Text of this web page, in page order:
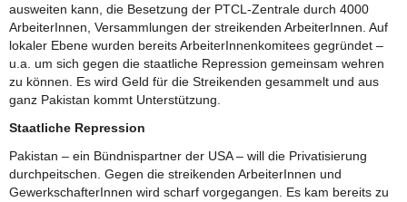
ausweiten kann, die Besetzung der PTCL-Zentrale durch 4000
ArbeiterInnen, Versammlungen der streikenden ArbeiterInnen. Auf
lokaler Ebene wurden bereits ArbeiterInnenkomitees gegründet –
u.a. um sich gegen die staatliche Repression gemeinsam wehren
zu können. Es wird Geld für die Streikenden gesammelt und aus
ganz Pakistan kommt Unterstützung.
Staatliche Repression
Pakistan – ein Bündnispartner der USA – will die Privatisierung
durchpeitschen. Gegen die streikenden ArbeiterInnen und
GewerkschafterInnen wird scharf vorgegangen. Es kam bereits zu